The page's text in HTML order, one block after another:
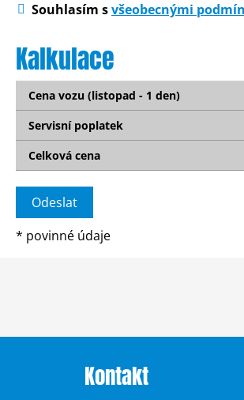
Souhlasím svšeobecnými
Kalkulace
Cena vozu (listopad - 1 den)
Servisní poplatek
Celková cena
* povinné údaje
Kontakt